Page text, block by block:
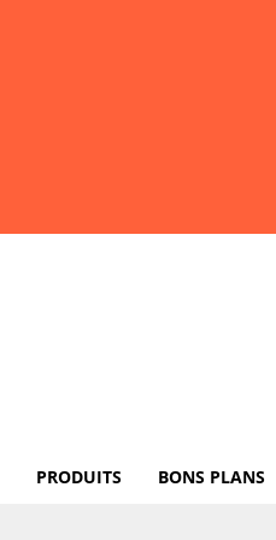
PRODUITS BONS PLANS